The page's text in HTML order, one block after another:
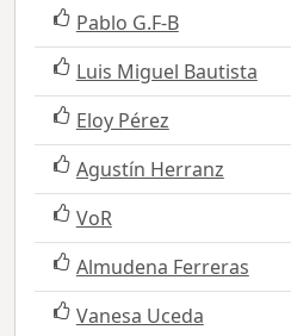
Pablo G.F-B
Luis Miguel Bautista
Eloy Pérez
Agustín Herranz
VoR
Almudena Ferreras
Vanesa Uceda